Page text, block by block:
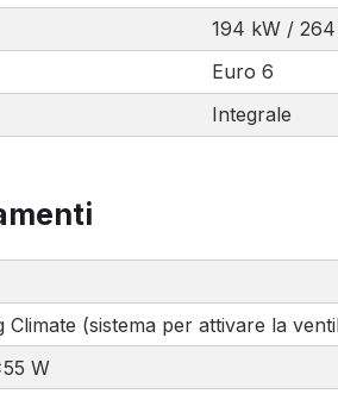
194 kW / 264
Euro 6
Integrale
(sistema per attivare la
W